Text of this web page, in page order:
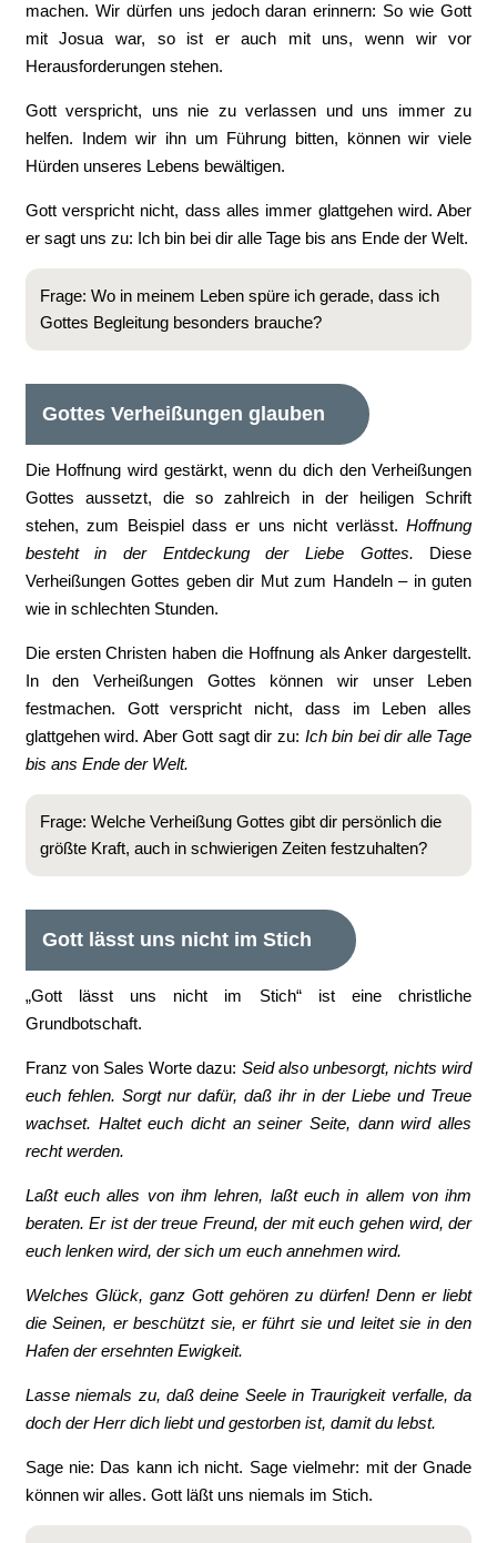
machen. Wir dürfen uns jedoch daran erinnern: So wie Gott
mit Josua war, so ist er auch mit uns, wenn wir vor
Herausforderungen stehen.
Gott verspricht, uns nie zu verlassen und uns immer zu
helfen. Indem wir ihn um Führung bitten, können wir viele
Hürden unseres Lebens bewältigen.
Gott verspricht nicht, dass alles immer glattgehen wird. Aber
er sagt uns zu: Ich bin bei dir alle Tage bis ans Ende der Welt.
Frage: Wo in meinem Leben spüre ich gerade, dass ich
Gottes Begleitung besonders brauche?
Gottes Verheißungen glauben
Die Hoffnung wird gestärkt, wenn du dich den Verheißungen
Gottes aussetzt, die so zahlreich in der heiligen Schrift
stehen, zum Beispiel dass er uns nicht verlässt.Hoffnung
besteht in der Entdeckung der Liebe Gottes. Diese
Verheißungen Gottes geben dir Mut zum Handeln – in guten
wie in schlechten Stunden.
Die ersten Christen haben die Hoffnung als Anker dargestellt.
In den Verheißungen Gottes können wir unser Leben
festmachen. Gott verspricht nicht, dass im Leben alles
glattgehen wird. Aber Gott sagt dir zu: Ich bin bei dir alle Tage
bis ans Ende der Welt.
Frage: Welche Verheißung Gottes gibt dir persönlich die
größte Kraft, auch in schwierigen Zeiten festzuhalten?
Gott lässt uns nicht im Stich
„Gott lässt uns nicht im Stich“ ist eine christliche
Grundbotschaft.
Franz von Sales Worte dazu: Seid also unbesorgt, nichts wird
euch fehlen. Sorgt nur dafür, daß ihr in der Liebe und Treue
wachset. Haltet euch dicht an seiner Seite, dann wird alles
recht werden.
Laßt euch alles von ihm lehren, laßt euch in allem von ihm
beraten. Er ist der treue Freund, der mit euch gehen wird, der
euch lenken wird, der sich um euch annehmen wird.
Welches Glück, ganz Gott gehören zu dürfen! Denn er liebt
die Seinen, er beschützt sie, er führt sie und leitet sie in den
Hafen der ersehnten Ewigkeit.
Lasse niemals zu, daß deine Seele in Traurigkeit verfalle, da
doch der Herr dich liebt und gestorben ist, damit du lebst.
Sage nie: Das kann ich nicht. Sage vielmehr: mit der Gnade
können wir alles. Gott läßt uns niemals im Stich.